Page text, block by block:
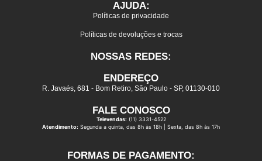
AJUDA:
Políticas de privacidade
Políticas de devoluções e trocas
NOSSAS REDES:
ENDEREÇO
R. Javaés, 681 - Bom Retiro, São Paulo - SP, 01130-010
FALE CONOSCO
Televendas: (11) 3331-4522
Atendimento: Segunda a quinta, das 8h às 18h | Sexta, das 8h às 17h
FORMAS DE PAGAMENTO: